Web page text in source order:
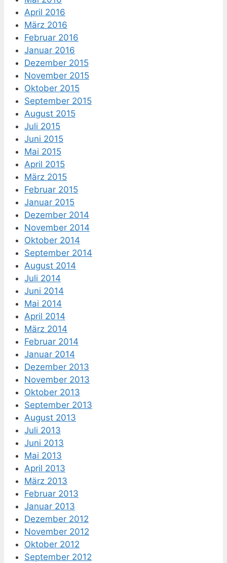
April 2016
März 2016
Februar 2016
Januar 2016
Dezember 2015
November 2015
Oktober 2015
September 2015
August 2015
Juli 2015
Juni 2015
Mai 2015
April 2015
März 2015
Februar 2015
Januar 2015
Dezember 2014
November 2014
Oktober 2014
September 2014
August 2014
Juli 2014
Juni 2014
Mai 2014
April 2014
März 2014
Februar 2014
Januar 2014
Dezember 2013
November 2013
Oktober 2013
September 2013
August 2013
Juli 2013
Juni 2013
Mai 2013
April 2013
März 2013
Februar 2013
Januar 2013
Dezember 2012
November 2012
Oktober 2012
September 2012